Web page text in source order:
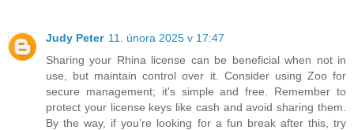
Judy Peter 11. února 2025 v 17:47
Sharing your Rhina license can be beneficial when not in
use, but maintain control over it. Consider using Zoo for
secure management; it's simple and free. Remember to
protect your license keys like cash and avoid sharing them.
By the way, if you’re looking for a fun break after this, try